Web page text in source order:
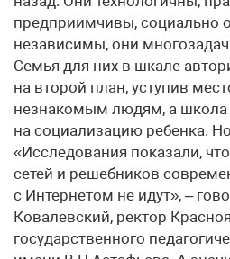
предприимчивы, социально
независимы, они
Семья для них в шкале
на второй план, уступив
незнакомым людям, а
на социализацию ребенка.
«Исследования показали,
сетей и решебников
с Интернетом не идут», –
Ковалевский, ректор
государственного